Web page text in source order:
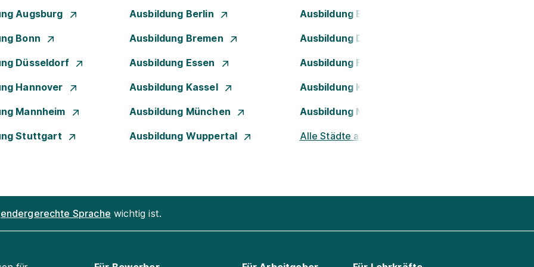
Augsburg Ausbildung Berlin Ausbildung Bielefeld
Bonn Ausbildung Bremen Ausbildung Dortmund
Düsseldorf Ausbildung Essen Ausbildung Frankfurt am Main
Hannover Ausbildung Kassel Ausbildung Köln
Mannheim Ausbildung München Ausbildung Nürnberg
Stuttgart Ausbildung Wuppertal Alle Städte ansehen
Sprache wichtig ist.